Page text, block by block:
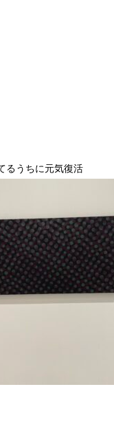
るうちに元気復活